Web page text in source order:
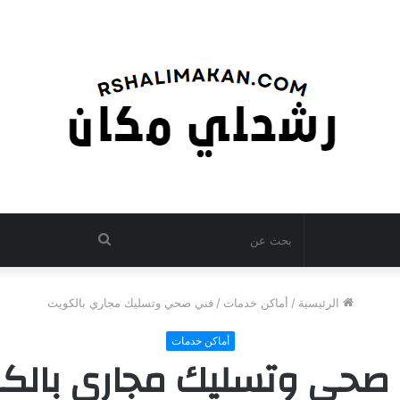
بحث
الرئيسية / أماكن خدمات / فني صحي وتسليك مجاري بالكويت
أماكن خدمات
وتسليك مجاري